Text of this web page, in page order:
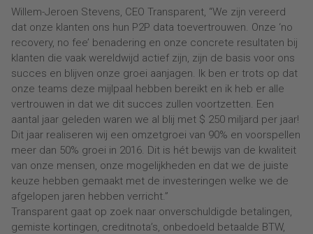
Willem-Jeroen Stevens, CEO Transparent, “We zijn vereerd
dat onze klanten ons hun P2P data toevertrouwen. Onze ‘no
recovery, no fee’ benadering en onze concrete resultaten bij
klanten die vaak wereldwijd actief zijn, zijn de basis voor ons
succes en blijven onze groei aanjagen. Ik ben er trots op dat
onze teams deze mijlpaal hebben bereikt en ik heb er alle
vertrouwen in dat we dit succes zullen voortzetten. Een
aantal jaar geleden waren we al blij met $ 250 miljard per jaar!
Dit jaar realiseren wij een omzetgroei van 90% en voorspellen
meer dan 50% groei in 2016. Dit is hét bewijs van de kwaliteit
van onze mensen, onze mogelijkheden en dat we de juiste
keuze hebben gemaakt met de investeringen welke we de
afgelopen jaren hebben verricht.”
Transparent gaat op zoek naar onverschuldigde betalingen,
gemiste kortingen, creditnota’s, onbedoeld betaalde BTW,